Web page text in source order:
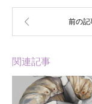
関連記事